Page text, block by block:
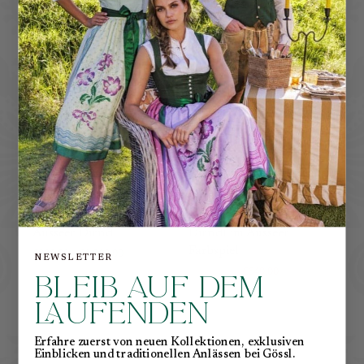
104 cm
€920,00 – €1.012,00
−50% 70 cm
NEWSLETTER
BLEIB AUF DEM
LAUFENDEN
Erfahre zuerst von neuen Kollektionen, exklusiven
Einblicken und traditionellen Anlässen bei Gössl.